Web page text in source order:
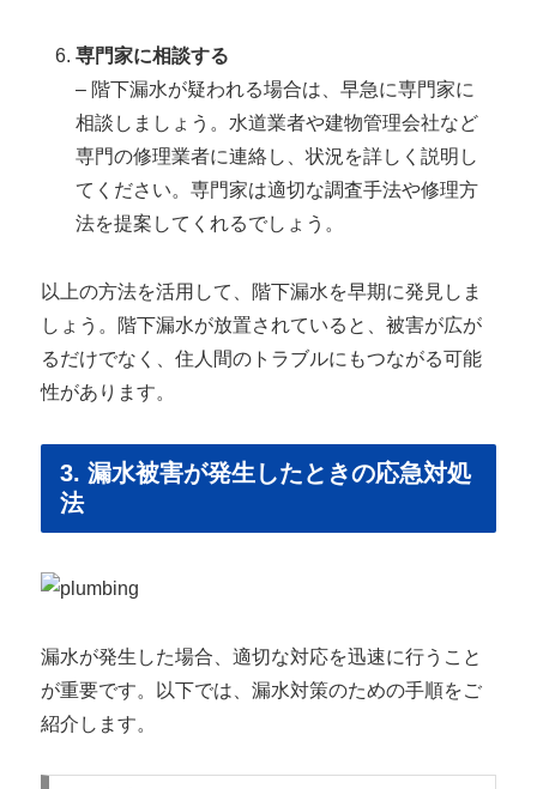
専門家に相談する
– 階下漏水が疑われる場合は、早急に専門家に
相談しましょう。水道業者や建物管理会社など
専門の修理業者に連絡し、状況を詳しく説明し
てください。専門家は適切な調査手法や修理方
法を提案してくれるでしょう。
以上の方法を活用して、階下漏水を早期に発見しま
しょう。階下漏水が放置されていると、被害が広が
るだけでなく、住人間のトラブルにもつながる可能
性があります。
3. 漏水被害が発生したときの応急対処
法
漏水が発生した場合、適切な対応を迅速に行うこと
が重要です。以下では、漏水対策のための手順をご
紹介します。